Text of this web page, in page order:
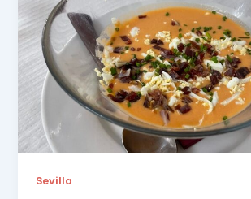
Sevilla